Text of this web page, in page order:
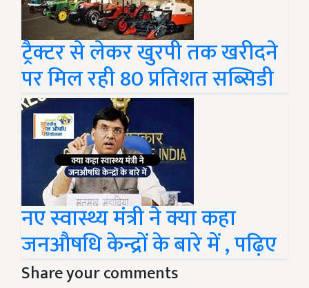
ट्रैक्टर से लेकर खुरपी तक खरीदने
पर मिल रही 80 प्रतिशत सब्सिडी
नए स्वास्थ्य मंत्री ने क्या कहा
जनऔषधि केन्द्रों के बारे में , पढ़िए
Share your comments